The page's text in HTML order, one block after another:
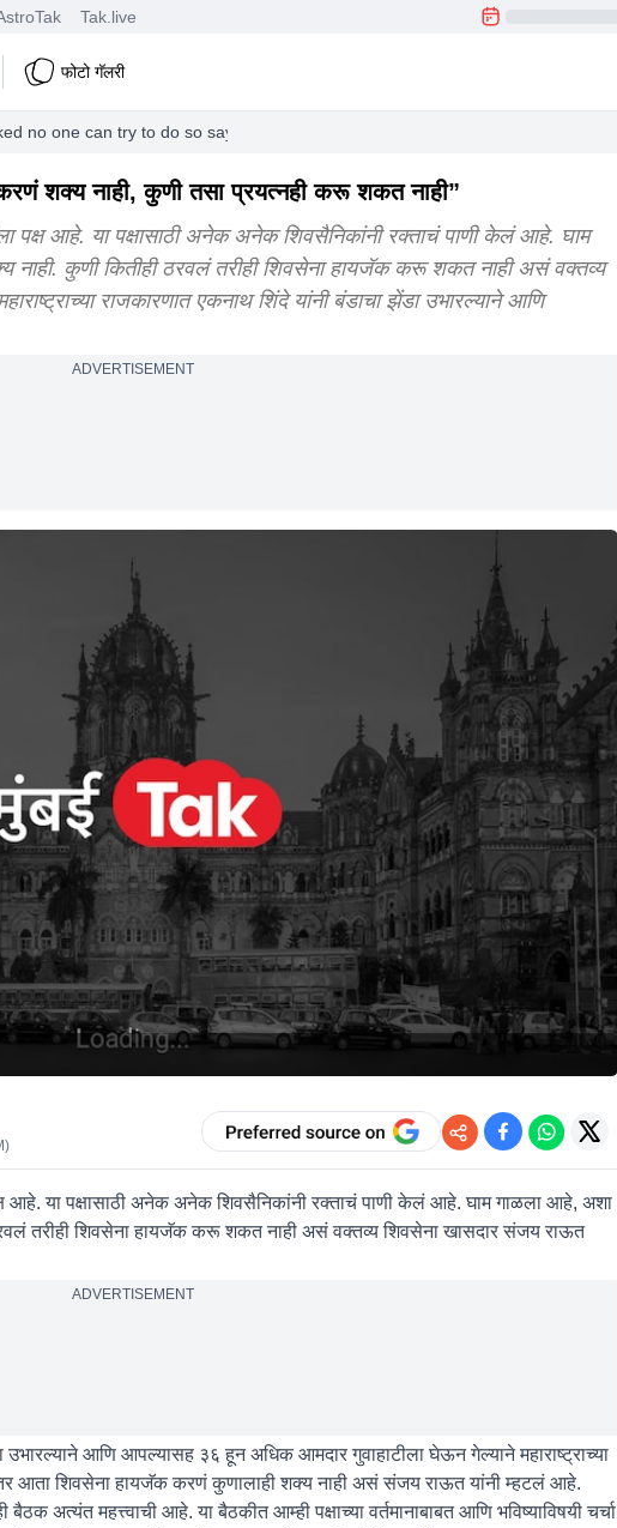
Tak.live
फोटो गॅलरी
no one can try to do so says sanjay raut
शक्य नाही, कुणी तसा प्रयत्नही करू शकत नाही”
पक्ष आहे. या पक्षासाठी अनेक अनेक शिवसैनिकांनी रक्ताचं पाणी केलं आहे. घाम
कुणी कितीही ठरवलं तरीही शिवसेना हायजॅक करू शकत नाही असं वक्तव्य
राजकारणात एकनाथ शिंदे यांनी बंडाचा झेंडा उभारल्याने आणि
ADVERTISEMENT
)
आहे. या पक्षासाठी अनेक अनेक शिवसैनिकांनी रक्ताचं पाणी केलं आहे. घाम गाळला आहे, अशा
तरीही शिवसेना हायजॅक करू शकत नाही असं वक्तव्य शिवसेना खासदार संजय राऊत
ADVERTISEMENT
आणि आपल्यासह ३६ हून अधिक आमदार गुवाहाटीला घेऊन गेल्याने महाराष्ट्राच्या
आता शिवसेना हायजॅक करणं कुणालाही शक्य नाही असं संजय राऊत यांनी म्हटलं आहे.
अत्यंत महत्त्वाची आहे. या बैठकीत आम्ही पक्षाच्या वर्तमानाबाबत आणि भविष्याविषयी चर्चा